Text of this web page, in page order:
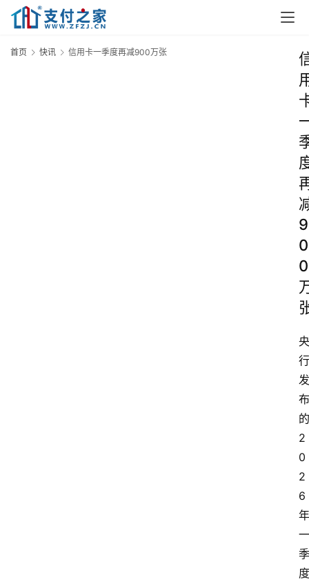
首页 快讯 信用卡一季度再减900万张
9
0
0
央
行
发
布
的
2
0
2
6
年
一
季
度